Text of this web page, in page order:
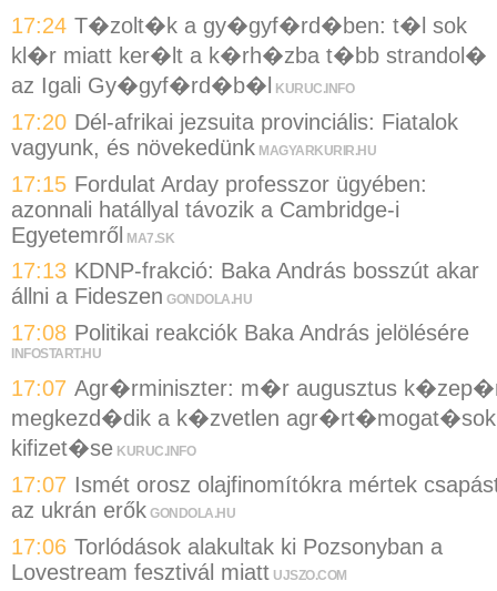
17:24 T�zolt�k a gy�gyf�rd�ben: t�l sok
kl�r miatt ker�lt a k�rh�zba t�bb strandol�
az Igali Gy�gyf�rd�b�l KURUC.INFO
17:20 Dél-afrikai jezsuita provinciális: Fiatalok
vagyunk, és növekedünk MAGYARKURIR.HU
17:15 Fordulat Arday professzor ügyében:
azonnali hatállyal távozik a Cambridge-i
Egyetemről MA7.SK
17:13 KDNP-frakció: Baka András bosszút akar
állni a Fideszen GONDOLA.HU
17:08 Politikai reakciók Baka András jelölésére
INFOSTART.HU
17:07 Agr�rminiszter: m�r augusztus
megkezd�dik a k�zvetlen agr�rt�mogat�sok
kifizet�se KURUC.INFO
17:07 Ismét orosz olajfinomítókra mértek
az ukrán erők GONDOLA.HU
17:06 Torlódások alakultak ki Pozsonyban a
Lovestream fesztivál miatt UJSZO.COM